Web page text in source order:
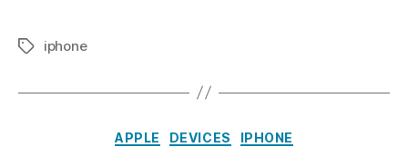
Tagsiphone
Categories
APPLE DEVICES IPHONE